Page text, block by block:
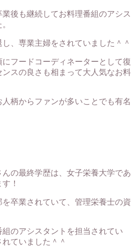
後も継続してお料理番組のアシス
、専業主婦をされていました＾＾
フードコーディネーターとして復
スの良さも相まって大人気なお料
柄からファンが多いことでも有名
の最終学歴は、女子栄養大学であ
！
卒業されていて、管理栄養士の資
のアシスタントを担当されてい
ていました＾＾